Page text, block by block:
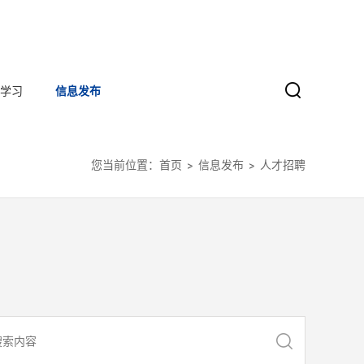
习 信息发布
您当前位置： 首页 信息发布 人才招聘